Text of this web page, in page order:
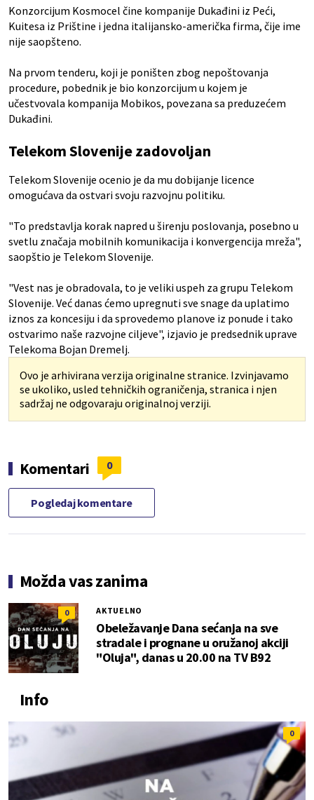
Konzorcijum Kosmocel čine kompanije Dukađini iz Peći,
Kuitesa iz Prištine i jedna italijansko-američka firma, čije ime
nije saopšteno.
Na prvom tenderu, koji je poništen zbog nepoštovanja
procedure, pobednik je bio konzorcijum u kojem je
učestvovala kompanija Mobikos, povezana sa preduzećem
Dukađini.
Telekom Slovenije zadovoljan
Telekom Slovenije ocenio je da mu dobijanje licence
omogućava da ostvari svoju razvojnu politiku.
"To predstavlja korak napred u širenju poslovanja, posebno u
svetlu značaja mobilnih komunikacija i konvergencija mreža",
saopštio je Telekom Slovenije.
"Vest nas je obradovala, to je veliki uspeh za grupu Telekom
Slovenije. Već danas ćemo upregnuti sve snage da uplatimo
iznos za koncesiju i da sprovedemo planove iz ponude i tako
ostvarimo naše razvojne ciljeve", izjavio je predsednik uprave
Telekoma Bojan Dremelj.
Ovo je arhivirana verzija originalne stranice. Izvinjavamo
se ukoliko, usled tehničkih ograničenja, stranica i njen
sadržaj ne odgovaraju originalnoj verziji.
Komentari 0
Pogledaj komentare
Možda vas zanima
0 AKTUELNO
Obeležavanje Dana sećanja na sve
stradale i prognane u oružanoj akciji
"Oluja", danas u 20.00 na TV B92
Info
0